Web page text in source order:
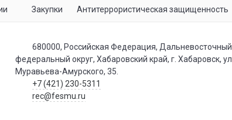
Закупки Антитеррористическая защищенность
680000, Российская Федерация, Дальневосточный
федеральный округ, Хабаровский край, г. Хабаровск, ул.
Муравьева-Амурского, 35.
+7 (421) 230-5311
rec@fesmu.ru